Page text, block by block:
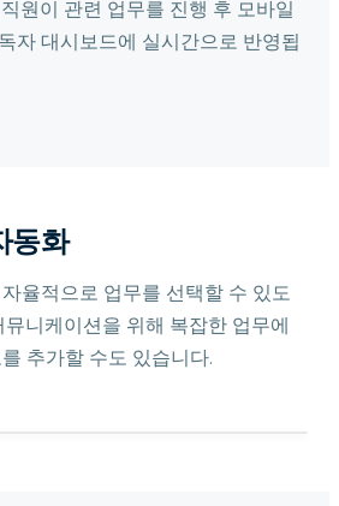
원이 관련 업무를 진행 후 모바일
자 대시보드에 실시간으로 반영됩
동화
율적으로 업무를 선택할 수 있도
니케이션을 위해 복잡한 업무에
추가할 수도 있습니다.